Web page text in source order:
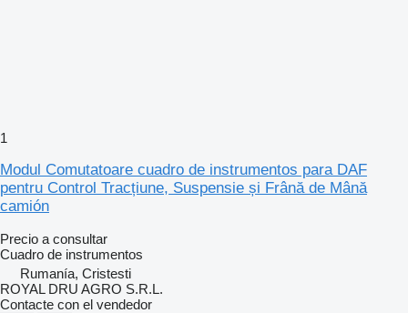
1
Modul Comutatoare cuadro de instrumentos para DAF
pentru Control Tracțiune, Suspensie și Frână de Mână
camión
Precio a consultar
Cuadro de instrumentos
Rumanía, Cristesti
ROYAL DRU AGRO S.R.L.
Contacte con el vendedor